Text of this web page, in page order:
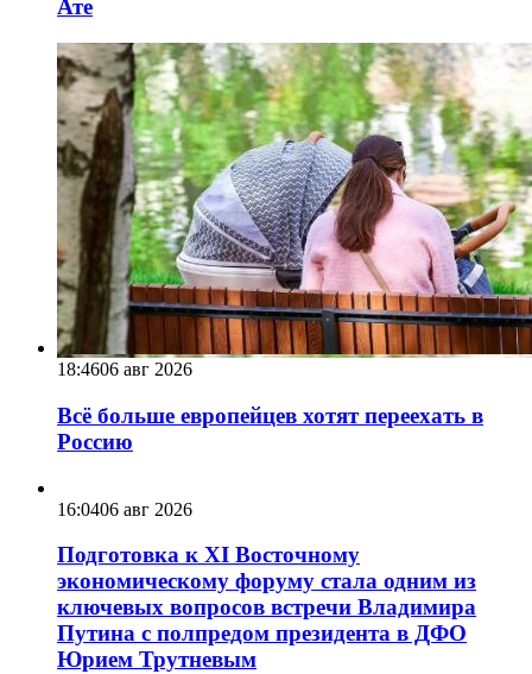
Ате
18:4606 авг 2026
Всё больше европейцев хотят переехать в
Россию
16:0406 авг 2026
Подготовка к XI Восточному
экономическому форуму стала одним из
ключевых вопросов встречи Владимира
Путина с полпредом президента в ДФО
Юрием Трутневым